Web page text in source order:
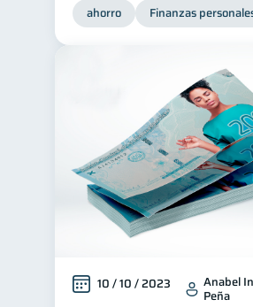
ahorro Finanzas
10 / 10 / 2023 Anabel
Peña